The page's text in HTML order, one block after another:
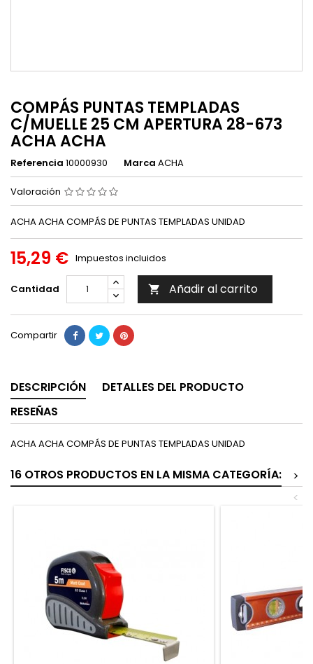
COMPÁS PUNTAS TEMPLADAS
C/MUELLE 25 CM APERTURA 28-673
ACHA ACHA
Referencia 10000930 Marca ACHA
Valoración
ACHA ACHA COMPÁS DE PUNTAS TEMPLADAS UNIDAD
15,29 € Impuestos incluidos
Cantidad  Añadir al carrito
Compartir
DESCRIPCIÓN
DETALLES DEL PRODUCTO
RESEÑAS
ACHA ACHA COMPÁS DE PUNTAS TEMPLADAS UNIDAD
16 OTROS PRODUCTOS EN LA MISMA CATEGORÍA:
>
<